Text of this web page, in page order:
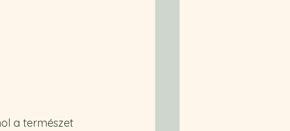
a természet